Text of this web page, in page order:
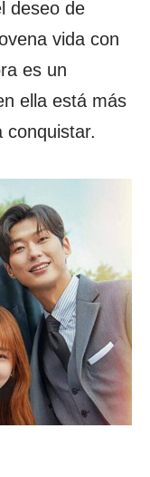
deseo de
vida con
es un
ella está más
conquistar.